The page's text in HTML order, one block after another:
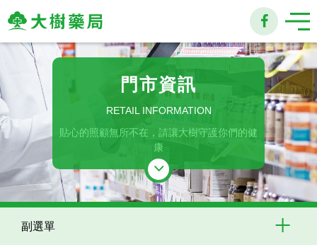
大
樹
連
鎖
藥
局
門市資訊
RETAIL INFORMATION
貼心的照顧無所不在，請讓大樹守護你們的健
康
副選單